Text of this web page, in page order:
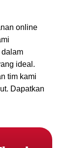
online
dalam
ideal.
tim kami
Dapatkan